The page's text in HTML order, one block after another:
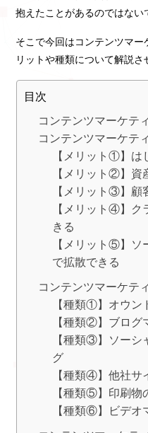
抱えたことがあるのではない
そこで今回はコンテンツマ
リットや種類について解説さ
目次
コンテンツマーケテ
コンテンツマーケテ
【メリット①】は
【メリット②】資
【メリット③】顧
【メリット④】ク
きる
【メリット⑤】ソ
で拡散できる
コンテンツマーケテ
【種類①】オウン
【種類②】ブログ
【種類③】ソーシ
グ
【種類④】他社サ
【種類⑤】印刷物
【種類⑥】ビデオ